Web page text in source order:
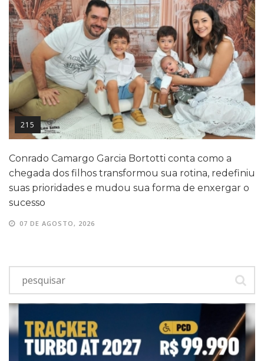
215
Conrado Camargo Garcia Bortotti conta como a
chegada dos filhos transformou sua rotina, redefiniu
suas prioridades e mudou sua forma de enxergar o
sucesso
07 DE AGOSTO, 2026